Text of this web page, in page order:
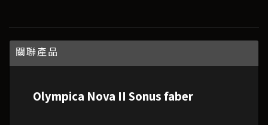
關聯產品
Olympica Nova II Sonus faber